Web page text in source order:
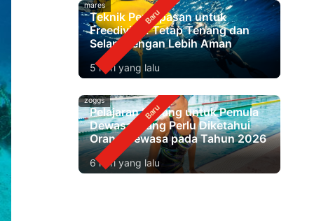
mares
Teknik Pernapasan untuk
Freediving: Tetap Tenang dan
Selam dengan Lebih Aman
5 hari yang lalu
zoggs
Pelajaran Renang untuk Pemula
Dewasa: Yang Perlu Diketahui
Orang Dewasa pada Tahun 2026
6 hari yang lalu